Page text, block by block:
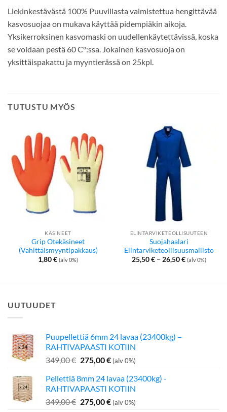
Liekinkestävästä 100% Puuvillasta valmistettua hengittävää
kasvosuojaa on mukava käyttää pidempiäkin aikoja.
Yksikerroksinen kasvomaski on uudellenkäytettävissä, koska
se voidaan pestä 60 C°:ssa. Jokainen kasvosuoja on
yksittäispakattu ja myyntierässä on 25kpl.
TUTUSTU MYÖS
KÄSINEET
Grip Otekäsineet
(Vähittäismyyntipakkaus)
1,80€ (alv 0%)
ELINTARVIKETEOLLISUUTEEN
Suojahaalari
Elintarviketeollisuusmallisto
25,50€ – 26,50€Hintaluokka:
25,50 €
(alv 0%)
UUTUUDET
Puupellettiä 6mm 24 lavaa (23400kg) –
RAHTIVAPAASTI KOTIIN
349,00€ Alkuperäinen
oli:
349,00 €.
275,00€Nykyinen
on:
275,00 €.
(alv 0%)
Pellettiä 8mm 24 lavaa (23400kg) -
RAHTIVAPAASTI KOTIIN
349,00€ Alkuperäinen
275,00€Nykyinen
(alv 0%)